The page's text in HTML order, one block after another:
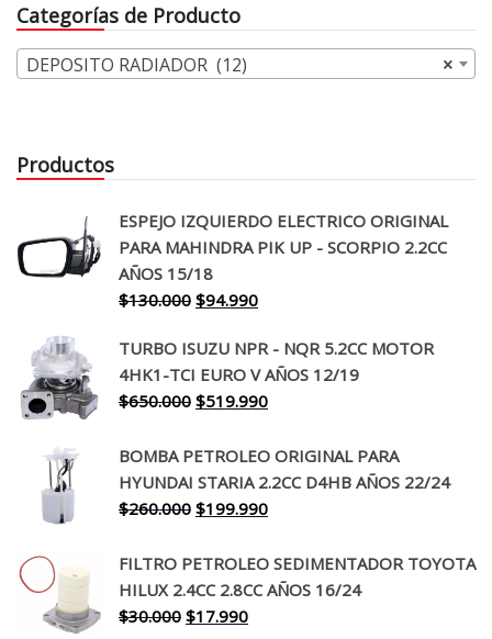
Categorías de Producto
×
DEPOSITO RADIADOR (12)
Productos
ESPEJO IZQUIERDO ELECTRICO ORIGINAL
PARA MAHINDRA PIK UP - SCORPIO 2.2CC
AÑOS 15/18
$130.000 El
original
era:
$130.000.
$94.990El
actual
es:
$94.990.
TURBO ISUZU NPR - NQR 5.2CC MOTOR
4HK1-TCI EURO V AÑOS 12/19
$650.000 El
original
era:
$650.000.
$519.990El
actual
es:
$519.990.
BOMBA PETROLEO ORIGINAL PARA
HYUNDAI STARIA 2.2CC D4HB AÑOS 22/24
$260.000 El
original
era:
$260.000.
$199.990El
actual
es:
FILTRO PETROLEO SEDIMENTADOR TOYOTA
HILUX 2.4CC 2.8CC AÑOS 16/24
$30.000 El
$17.990El